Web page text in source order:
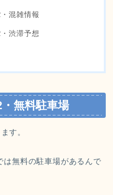
混雑情報
渋滞予想
無料駐車場
す。
無料の駐車場があるんで